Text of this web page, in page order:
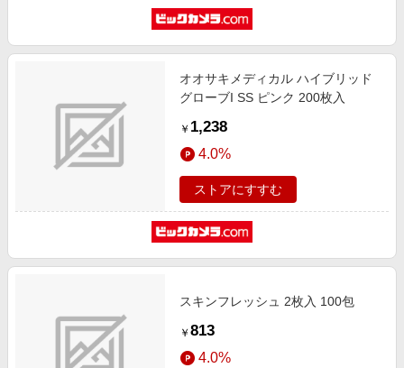
オオサキメディカル ハイブリッド
グローブI SS ピンク 200枚入
￥ 1,238
4.0%
ストアにすすむ
スキンフレッシュ 2枚入 100包
￥ 813
4.0%